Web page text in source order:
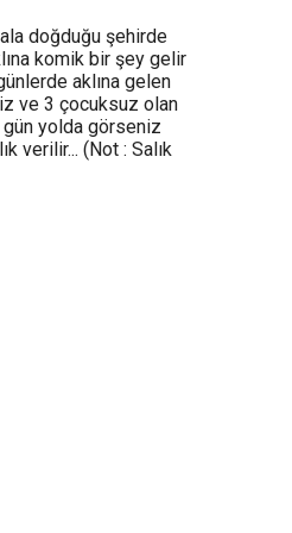
doğduğu şehirde
komik bir şey gelir
aklına gelen
ve 3 çocuksuz olan
yolda görseniz
verilir... (Not : Salık